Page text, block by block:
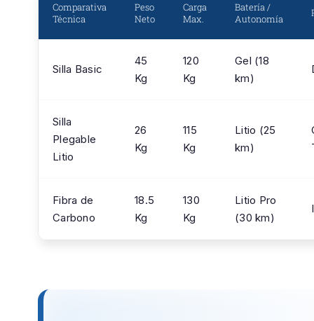
Comparativa
Técnica
Peso
Neto
Carga
Max.
Batería /
Autonomía
Silla Basic
45
Kg
120
Kg
Gel (18
km)
Silla
Plegable
Litio
26
Kg
115
Kg
Litio (25
km)
Fibra de
Carbono
18.5
Kg
130
Kg
Litio Pro
(30 km)